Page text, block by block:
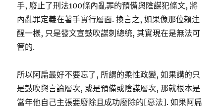
手, 廢止了刑法100條內亂罪的預備與陰謀犯條文, 將
內亂罪定義在著手實行層面. 換言之, 如果像那位賴注
醒一樣, 只是發文宣鼓吹謀刺總統, 其實現在是無法可
管的.
所以阿扁最好不要忘了, 所謂的柔性政變, 如果講的只
是鼓吹與言論層次, 或是預備或陰謀層次, 那就根本是
當年他自己主張要廢除且成功廢除的[惡法]. 如果阿扁